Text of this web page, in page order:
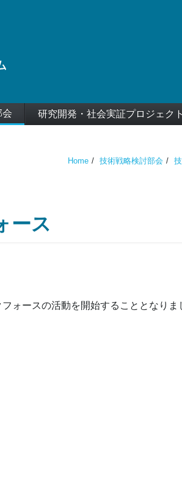
会 研究開発・社会実証プロジェク
Home 技術戦略検討部会
ース
ォースの活動を開始することとなり